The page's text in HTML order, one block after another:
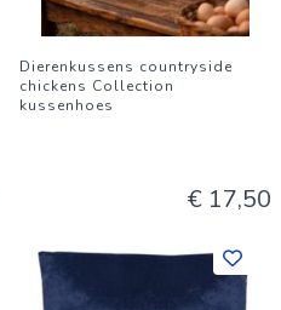
Dierenkussens countryside
chickens Collection
kussenhoes
€ 17,50